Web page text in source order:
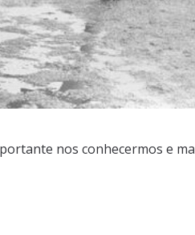
nos conhecermos e